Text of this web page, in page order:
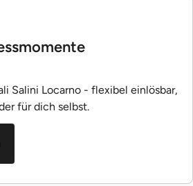
Salini Locarno - flexibel einlösbar,
für dich selbst.